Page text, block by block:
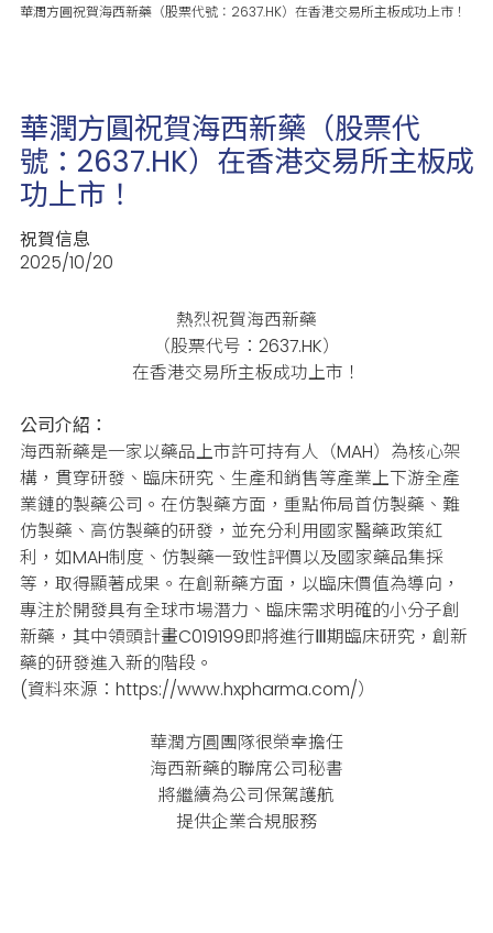
華潤方圓祝賀海西新藥（股票代號：2637.HK）在香港交易所主板成功上市！
華潤方圓祝賀海西新藥（股票代
號：2637.HK）在香港交易所主板成
功上市！
祝賀信息
2025/10/20
熱烈祝賀海西新藥
（股票代号：2637.HK）
在香港交易所主板成功上市！
公司介紹：
海西新藥是一家以藥品上市許可持有人（MAH）為核心架
構，貫穿研發、臨床研究、生產和銷售等產業上下游全產
業鏈的製藥公司。 在仿製藥方面，重點佈局首仿製藥、難
仿製藥、高仿製藥的研發，並充分利用國家醫藥政策紅
利，如MAH制度、仿製藥一致性評價以及國家藥品集採
等，取得顯著成果。 在創新藥方面，以臨床價值為導向，
專注於開發具有全球市場潛力、臨床需求明確的小分子創
新藥，其中領頭計畫C019199即將進行Ⅲ期臨床研究，創新
藥的研發進入新的階段。
(資料來源：https://www.hxpharma.com/）
華潤方圓團隊很榮幸擔任
海西新藥的聯席公司秘書
將繼續為公司保駕護航
提供企業合規服務